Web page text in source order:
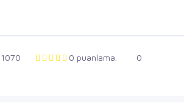
1070 0 puanlama. 0